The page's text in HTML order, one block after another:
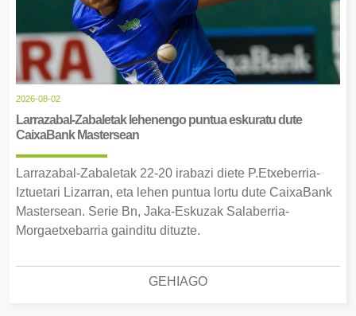
2026-08-02
Larrazabal-Zabaletak lehenengo puntua eskuratu dute
CaixaBank Mastersean
Larrazabal-Zabaletak 22-20 irabazi diete P.Etxeberria-
Iztuetari Lizarran, eta lehen puntua lortu dute CaixaBank
Mastersean. Serie Bn, Jaka-Eskuzak Salaberria-
Morgaetxebarria gainditu dituzte.
GEHIAGO